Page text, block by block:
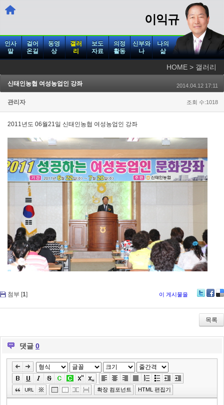
이익규
인사
말
걸어
온길
동영
상
갤러
리
보도
자료
의정
활동
신부와
나
나의
삶
HOME > 갤러리
신태인농협 여성농업인 강좌 2014.04.12 17:11
관리자 조회 수:1018
2011년도 06월21일 신태인농협 여성농업인 강좌
첨부 [1] 이 게시물을
itte ce
bo
ok
lici
ou
s
목록
댓글 0
도
확장 컴포넌트 HTML 편집기